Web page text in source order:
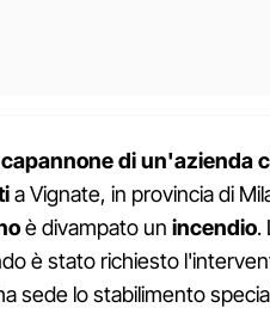
capannone di un'azienda
a Vignate, in provincia di
è divampato un incendio.
è stato richiesto
sede lo stabilimento